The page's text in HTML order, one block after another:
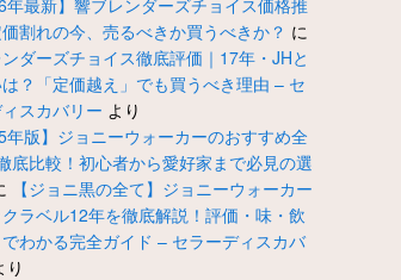
年最新】響ブレンダーズチョイス価格推
割れの今、売るべきか買うべきか？ に
ダーズチョイス徹底評価｜17年・JHと
？「定価越え」でも買うべき理由 – セ
スカバリー より
年版】ジョニーウォーカーのおすすめ全
底比較！初心者から愛好家まで必見の選
【ジョニ黒の全て】ジョニーウォーカー
ラベル12年を徹底解説！評価・味・飲
わかる完全ガイド – セラーディスカバ
り